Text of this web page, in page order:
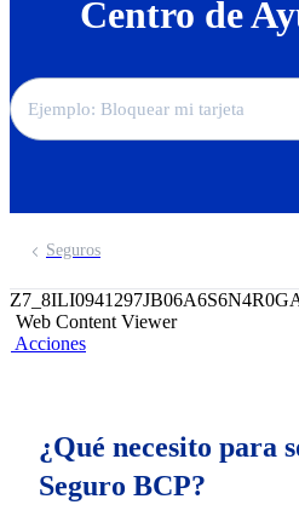
Centro de
Seguros
Web Content Viewer
Acciones
¿Qué necesito para
Seguro BCP?